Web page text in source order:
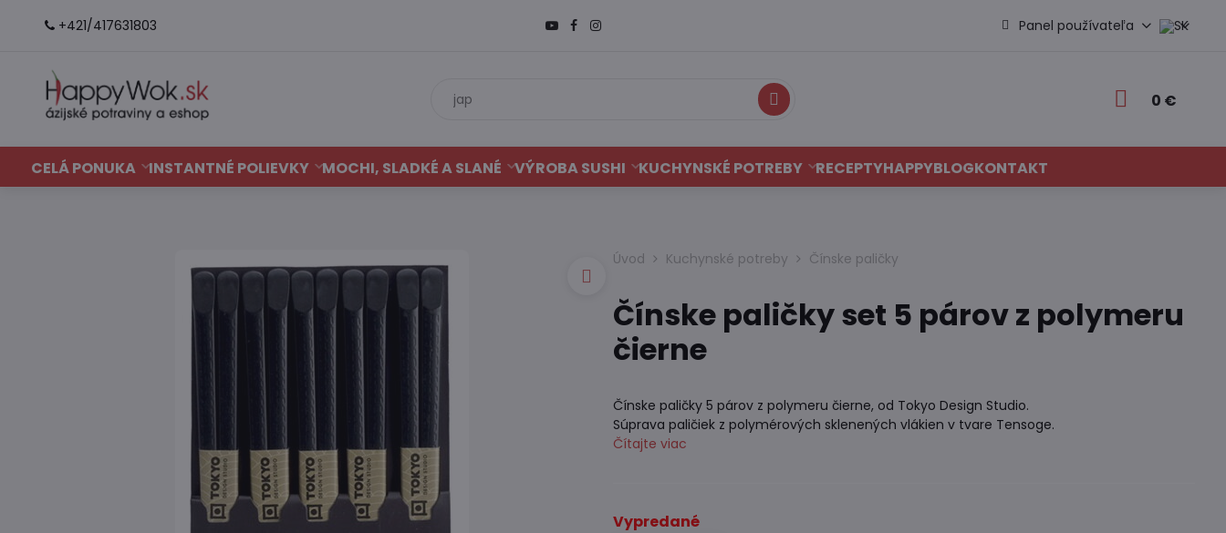
+421/417631803 Panel používateľa
Hľadať 0 €
CELÁ PONUKA INSTANTNÉ POLIEVKY MOCHI, SLADKÉ A SLANÉ VÝROBA SUSHI KUCHYNSKÉ POTREBY RECEPTYHAPPYBLOGKONTAKT
Úvod Kuchynské potreby Čínske paličky
Čínske paličky set 5 párov z polymeru
čierne
Čínske paličky 5 párov z polymeru čierne, od Tokyo Design Studio.
Súprava paličiek z polymérových sklenených vlákien v tvare Tensoge.
Čítajte viac
Vypredané